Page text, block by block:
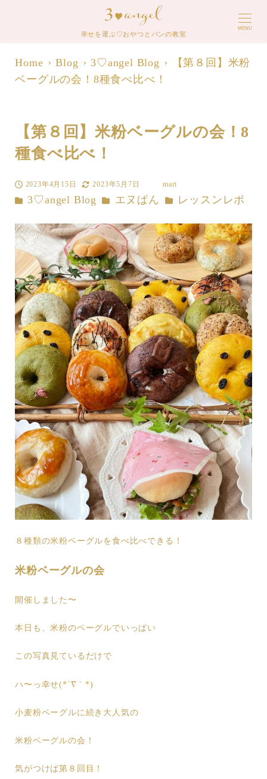
幸せを運ぶ♡おやつとパンの教室
MENU
Home Blog 3♡angel Blog
【第８回】米粉
ベーグルの会！8種食べ比べ！
【第８回】米粉ベーグルの会！8
種食べ比べ！
投稿日
2023年4月15日
更新日
2023年5月7日
者
mari
カテゴリー
3♡angel Blog カテゴリー
エヌぱん カテゴリー
レッスンレポ
８種類の米粉ベーグルを食べ比べできる！
米粉ベーグルの会
開催しました〜
本日も、米粉のベーグルでいっぱい
この写真見ているだけで
ハ〜っ幸せ(*´∇｀*)
小麦粉ベーグルに続き大人気の
米粉ベーグルの会！
気がつけば第８回目！